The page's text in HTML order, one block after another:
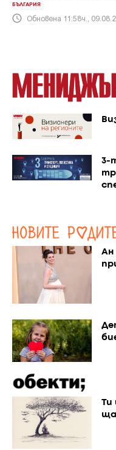
БЪЛГАРИЯ
Обновена 11:58ч.,
3-
Ан
Ти